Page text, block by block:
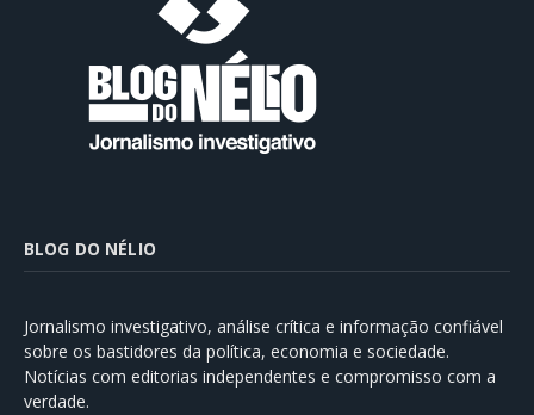
BLOG DO NÉLIO
Jornalismo investigativo, análise crítica e informação confiável
sobre os bastidores da política, economia e sociedade.
Notícias com editorias independentes e compromisso com a
verdade.